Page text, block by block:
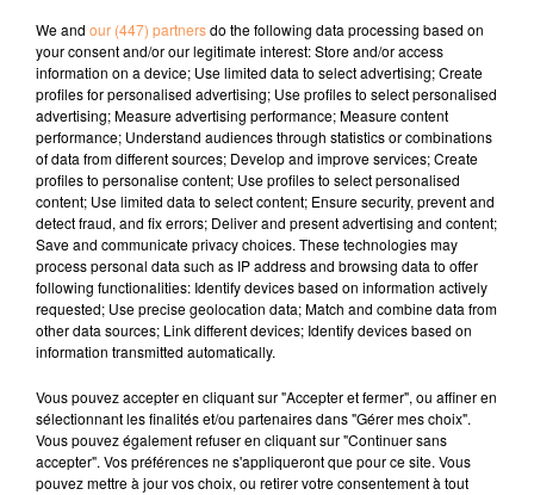
La team du Kop Inside recevait ce lundi :
- Jean Turcius et Alexandra Puyo, du Orthez Handball Club
- Tony Esperon du site puketmatch.fr
TITRES DIFFUSÉS
1h23
1h23 1h20
1h20 1h17
1h17
We and our (447) partnersdo the following data processing based on
your consent and/or our legitimate interest: Store and/or access
information on a device; Use limited data to select advertising; Create
profiles for personalised advertising; Use profiles to select personalised
advertising; Measure advertising performance; Measure content
performance; Understand audiences through statistics or combinations
of data from different sources; Develop and improve services; Create
profiles to personalise content; Use profiles to select personalised
content; Use limited data to select content; Ensure security, prevent and
detect fraud, and fix errors; Deliver and present advertising and content;
Save and communicate privacy choices. These technologies may
process personal data such as IP address and browsing data to offer
following functionalities: Identify devices based on information actively
requested; Use precise geolocation data; Match and combine data from
other data sources; Link different devices; Identify devices based on
information transmitted automatically.
Vous pouvez accepter en cliquant sur "Accepter et fermer", ou affiner en
sélectionnant les finalités et/ou partenaires dans "Gérer mes choix".
Vous pouvez également refuser en cliquant sur "Continuer sans
accepter". Vos préférences ne s'appliqueront que pour ce site. Vous
pouvez mettre à jour vos choix, ou retirer votre consentement à tout